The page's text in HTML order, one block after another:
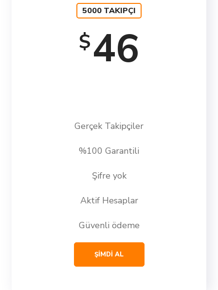
5000 TAKIPÇI
$46
Gerçek Takipçiler
%100 Garantili
Şifre yok
Aktif Hesaplar
Güvenli ödeme
ŞİMDİ AL